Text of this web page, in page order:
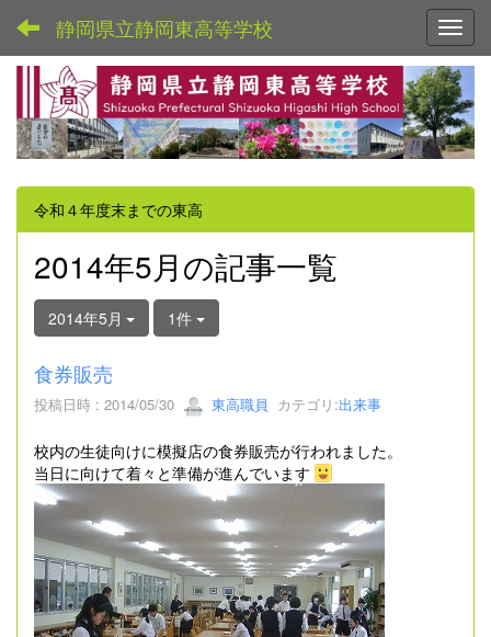
静岡県立静岡東高等学校
令和４年度末までの東高
2014年5月の記事一覧
2014年5月 1件
食券販売
投稿日時 : 2014/05/30 東高職員 カテゴリ:出来事
校内の生徒向けに模擬店の食券販売が行われました。
当日に向けて着々と準備が進んでいます